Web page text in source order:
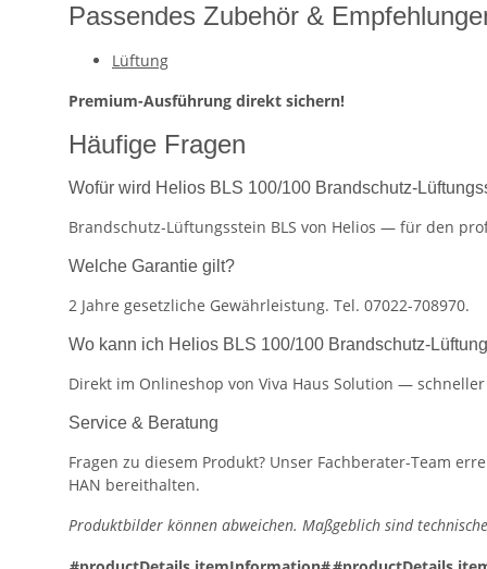
Passendes Zubehör &
Lüftung
Premium-Ausführung direkt sichern!
Häufige Fragen
Wofür wird Helios BLS 100/100 Brandschutz-
Brandschutz-Lüftungsstein BLS von Helios — für den
Welche Garantie gilt?
2 Jahre gesetzliche Gewährleistung. Tel. 07022-708970.
Wo kann ich Helios BLS 100/100 Brandschutz-
Direkt im Onlineshop von Viva Haus Solution —
Service & Beratung
Fragen zu diesem Produkt? Unser Fachberater-Team
HAN bereithalten.
Produktbilder können abweichen. Maßgeblich sind